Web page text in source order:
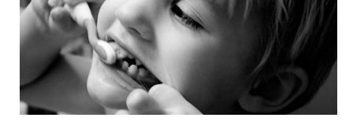
CUPONES
DÓNDE COMPRAR
PE (ES)